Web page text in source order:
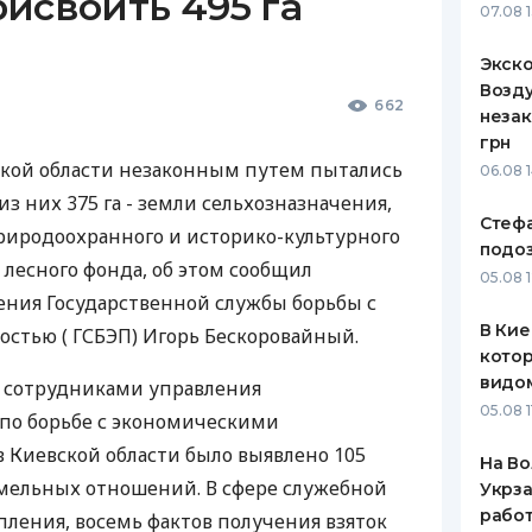
662
области незаконным путем пытались
них 375 га - земли сельхозназначения,
и историко-культурного
лесного фонда, об этом сообщил
Государственной службы борьбы с
( ГСБЭП) Игорь Бескоровайный.
сотрудниками управления
борьбе с экономическими
области было выявлено 105
отношений. В сфере служебной
восемь фактов получения взяток
07.08
грн
06.08
05.08
В
05.08
На